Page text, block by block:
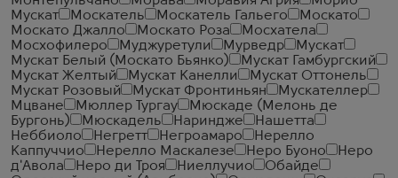
Мускат
Москатель Москатель Гальего
Москато
Москато Джалло
Москато Роза
Мосхатела
Мосхофилеро
Муджуретули Мурведр
Мускат
Мускат Белый (Москато Бьянко)
Мускат Гамбургский
Мускат Желтый
Мускат Канелли
Мускат Оттонель
Мускат Розовый
Мускат Фронтиньян
Мускателлер
Мцване
Мюллер Тургау
Мюскаде (Мелонь де
Бургонь)
Мюскадель Нариндже
Нашетта
Неббиоло
Негретт Негроамаро
Нерелло
Каппуччио
Нерелло Маскалезе Неро Буоно
Неро
д'Авола
Неро ди Троя Ниеллучио
Обайде